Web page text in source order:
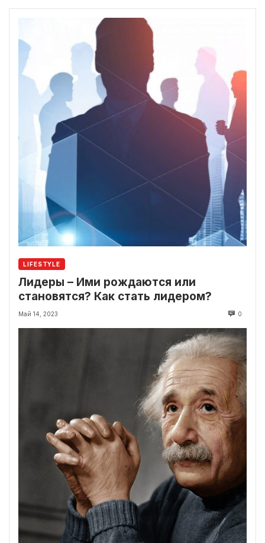
LIFESTYLE
Лидеры – Ими рождаются или
становятся? Как стать лидером?
Май 14, 2023 0